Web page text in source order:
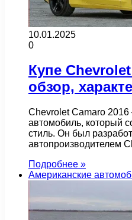
10.01.2025
0
Купе
обзор,
Chevrolet Camaro
автомобиль, который
стиль. Он был
автопроизводителем
Подробнее »
Американские